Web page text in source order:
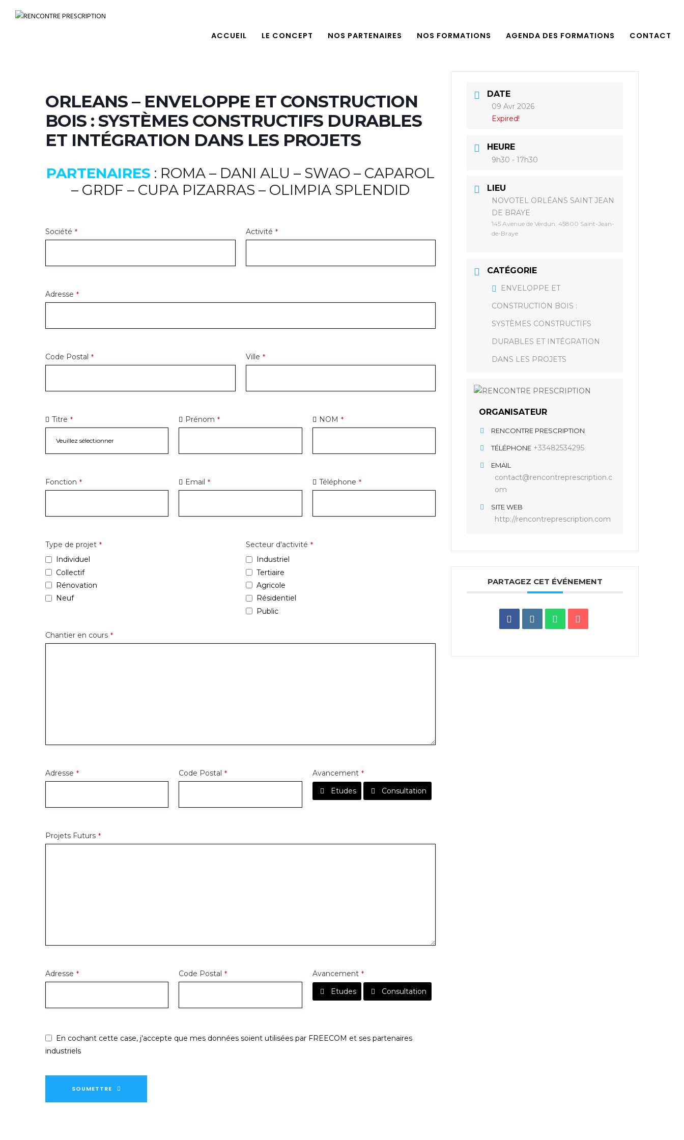
ACCUEIL LE CONCEPT NOS PARTENAIRES NOS FORMATIONS AGENDA DES FORMATIONS CONTACT
ORLEANS – ENVELOPPE ET CONSTRUCTION
BOIS : SYSTÈMES CONSTRUCTIFS DURABLES
ET INTÉGRATION DANS LES PROJETS
PARTENAIRES : ROMA – DANI ALU – SWAO – CAPAROL
– GRDF – CUPA PIZARRAS – OLIMPIA SPLENDID
Société * Activité *
Adresse *
Code Postal * Ville *
Titre * Prénom * NOM *
Fonction * Email * Téléphone *
Type de projet *
Individuel
Collectif
Rénovation
Neuf
Secteur d'activité *
Industriel
Tertiaire
Agricole
Résidentiel
Public
Chantier en cours *
Adresse * Code Postal * Avancement *
Etudes Consultation
Projets Futurs *
Adresse * Code Postal * Avancement *
Etudes Consultation
En cochant cette case, j'accepte que mes données soient utilisées par FREECOM et ses partenaires
industriels
SOUMETTRE
DATE
09 Avr 2026
Expired!
HEURE
9h30 - 17h30
LIEU
NOVOTEL ORLÉANS SAINT JEAN
DE BRAYE
145 Avenue de Verdun, 45800 Saint-Jean-
de-Braye
CATÉGORIE
ENVELOPPE ET
CONSTRUCTION BOIS :
SYSTÈMES CONSTRUCTIFS
DURABLES ET INTÉGRATION
DANS LES PROJETS
ORGANISATEUR
RENCONTRE PRESCRIPTION
TÉLÉPHONE +33482534295
EMAIL
contact@rencontreprescription.c
om
SITE WEB
http://rencontreprescription.com
PARTAGEZ CET ÉVÉNEMENT